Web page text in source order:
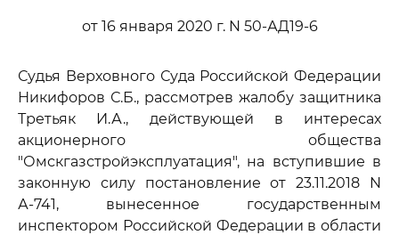
от 16 января 2020 г. N 50-АД19-6
Судья Верховного Суда Российской Федерации
Никифоров С.Б., рассмотрев жалобу защитника
Третьяк И.А., действующей в интересах
акционерного общества
"Омскгазстройэксплуатация", на вступившие в
законную силу постановление от 23.11.2018 N
А-741, вынесенное государственным
инспектором Российской Федерации в области